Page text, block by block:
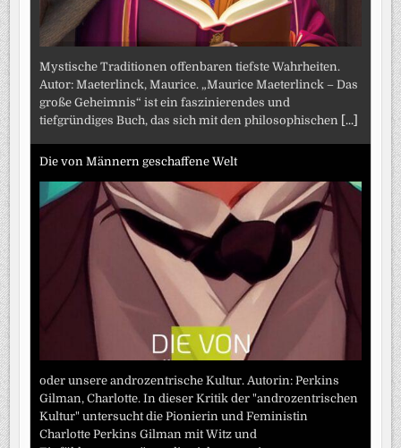
Mystische Traditionen offenbaren tiefste Wahrheiten.
Autor: Maeterlinck, Maurice. „Maurice Maeterlinck – Das
große Geheimnis“ ist ein faszinierendes und
tiefgründiges Buch, das sich mit den philosophischen [...]
Die von Männern geschaffene Welt
oder unsere androzentrische Kultur. Autorin: Perkins
Gilman, Charlotte. In dieser Kritik der "androzentrischen
Kultur" untersucht die Pionierin und Feministin
Charlotte Perkins Gilman mit Witz und